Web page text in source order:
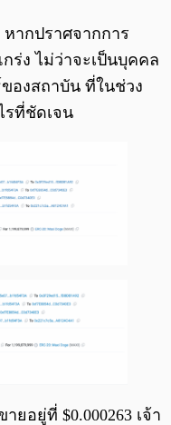
ากปราศจากการ
ร่ง ไม่ว่าจะเป็นบุคคล
องสถาบัน ที่ในช่วง
รที่ชัดเจน
อยู่ที่ $0.000263 เจ้า